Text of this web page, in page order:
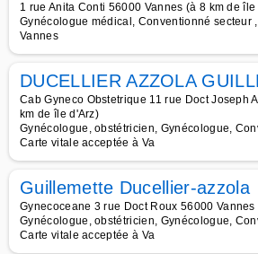
1 rue Anita Conti 56000 Vannes (à 8 km de île
Gynécologue médical, Conventionné secteur
Vannes
DUCELLIER AZZOLA
Cab Gyneco Obstetrique 11 rue Doct Joseph
km de île d'Arz)
Gynécologue, obstétricien, Gynécologue,
Carte vitale acceptée à Va
Guillemette Ducellier-azzola
Gynecoceane 3 rue Doct Roux 56000
Gynécologue, obstétricien, Gynécologue,
Carte vitale acceptée à Va